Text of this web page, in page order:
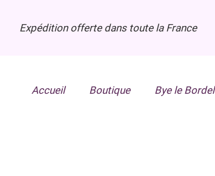
Expédition offerte dans toute la France
Accueil Boutique Bye le Bordel